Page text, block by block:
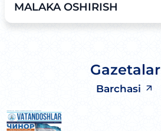
MALAKA OSHIRISH
Gazetalar
Barchasi